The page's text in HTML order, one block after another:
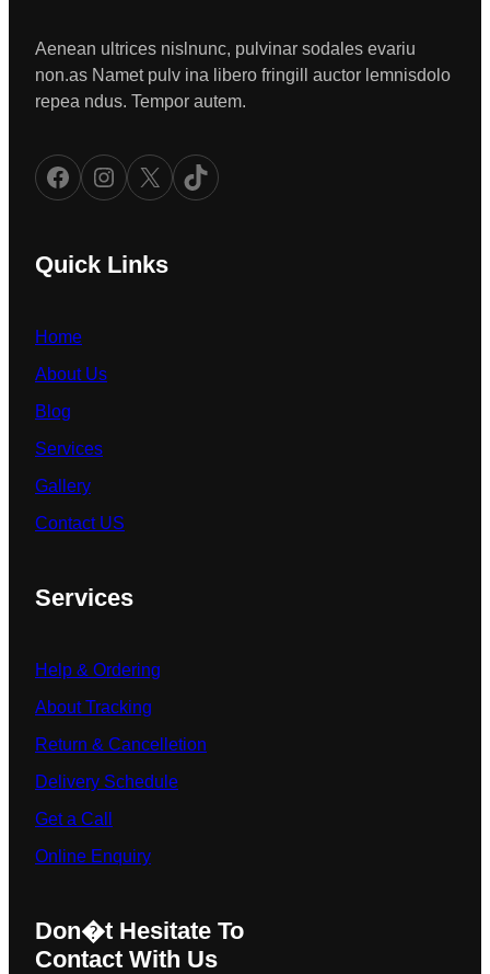
Aenean ultrices nislnunc, pulvinar sodales evariu
non.as Namet pulv ina libero fringill auctor lemnisdolo
repea ndus. Tempor autem.
Facebook Instagram X TikTok
Quick Links
Home
About Us
Blog
Services
Gallery
Contact US
Services
Help & Ordering
About Tracking
Return & Cancelletion
Delivery Schedule
Get a Call
Online Enquiry
Don�t Hesitate To
Contact With Us